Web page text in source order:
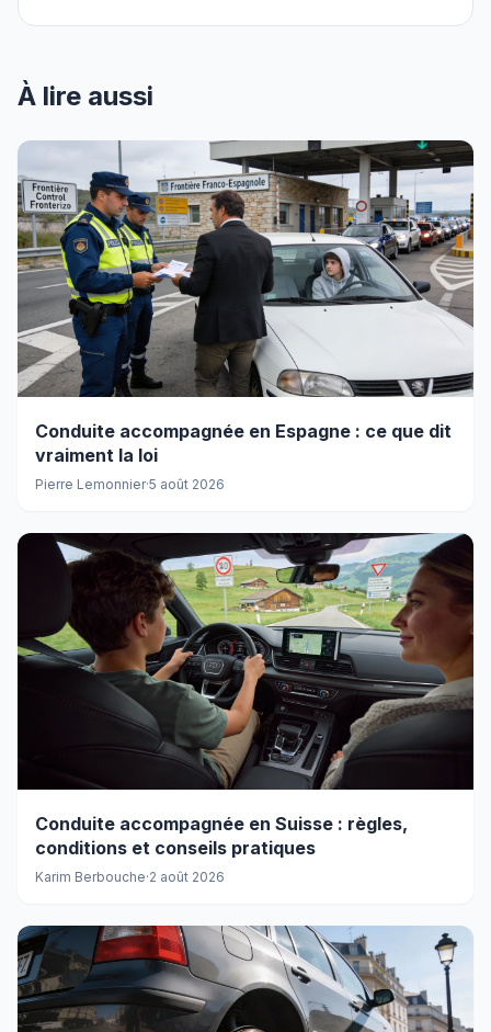
À lire aussi
Conduite accompagnée en Espagne : ce que dit
vraiment la loi
Pierre Lemonnier·5 août 2026
Conduite accompagnée en Suisse : règles,
conditions et conseils pratiques
Karim Berbouche·2 août 2026